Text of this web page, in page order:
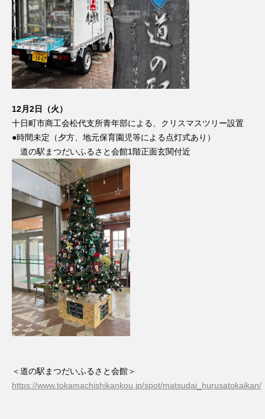
12月2日（火）
十日町市商工会松代支所青年部による、クリスマスツリー設置
●時間未定（夕方、地元保育園児等による点灯式あり）
道の駅まつだいふるさと会館1階正面玄関付近
＜道の駅まつだいふるさと会館＞
https://www.tokamachishikankou.jp/spot/matsudai_hurusatokaikan/